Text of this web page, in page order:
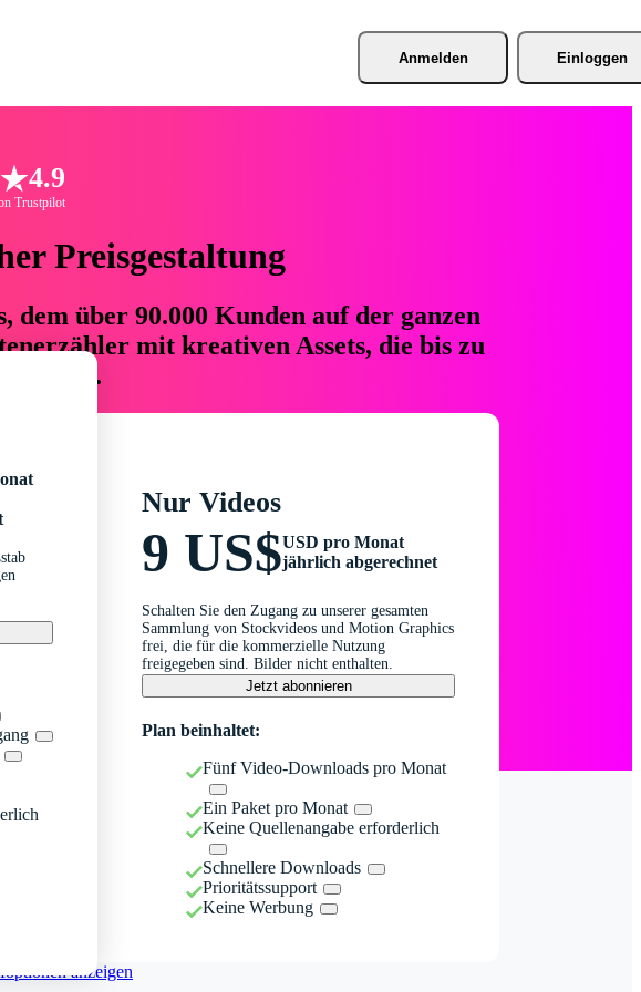
Anmelden Einloggen
4.9
Trustpilot
Preisgestaltung
über 90.000 Kunden auf der ganzen
mit kreativen Assets, die bis zu
Nur Videos
9 US$USD pro Monat
jährlich abgerechnet
Schalten Sie den Zugang zu unserer gesamten
Sammlung von Stockvideos und Motion Graphics
frei, die für die kommerzielle Nutzung
freigegeben sind. Bilder nicht enthalten.
Jetzt abonnieren
Plan beinhaltet:
Fünf Video-Downloads pro Monat
Ein Paket pro Monat
Keine Quellenangabe erforderlich
Schnellere Downloads
Prioritätssupport
Keine Werbung
anzeigen